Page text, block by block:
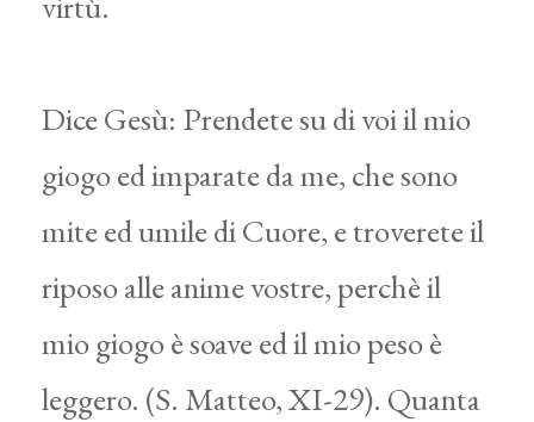
Dice Gesù: Prendete su di voi il mio
giogo ed imparate da me, che sono
mite ed umile di Cuore, e troverete il
riposo alle anime vostre, perchè il
mio giogo è soave ed il mio peso è
leggero. (S. Matteo, XI-29). Quanta